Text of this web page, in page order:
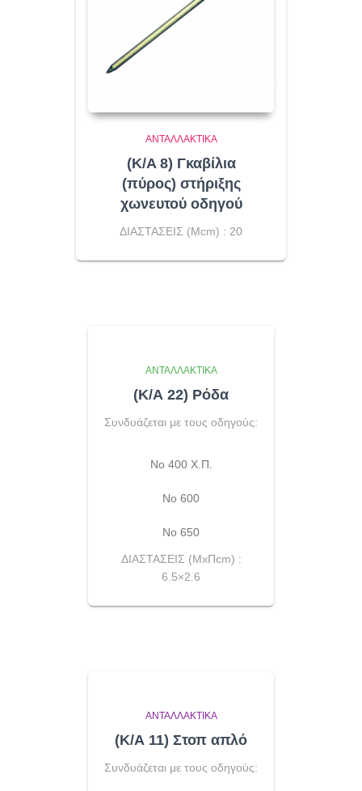
ΑΝΤΑΛΛΑΚΤΙΚΆ
(K/A 8) Γκαβίλια
(πύρος) στήριξης
χωνευτού οδηγού
ΔΙΑΣΤΑΣΕΙΣ (Μcm) : 20
ΑΝΤΑΛΛΑΚΤΙΚΆ
(Κ/Α 22) Ρόδα
Συνδυάζεται με τους οδηγούς:
No 400 Χ.Π.
Νο 600
Νο 650
ΔΙΑΣΤΑΣΕΙΣ (ΜxΠcm) :
6.5×2.6
ΑΝΤΑΛΛΑΚΤΙΚΆ
(Κ/Α 11) Στοπ απλό
Συνδυάζεται με τους οδηγούς: